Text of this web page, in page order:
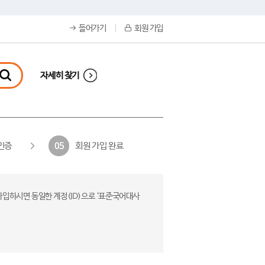
들어가기 회원 가입
자세히 찾기
증 05 회원 가입 완료
하시면 동일한 계정(ID)으로 ‘표준국어대사